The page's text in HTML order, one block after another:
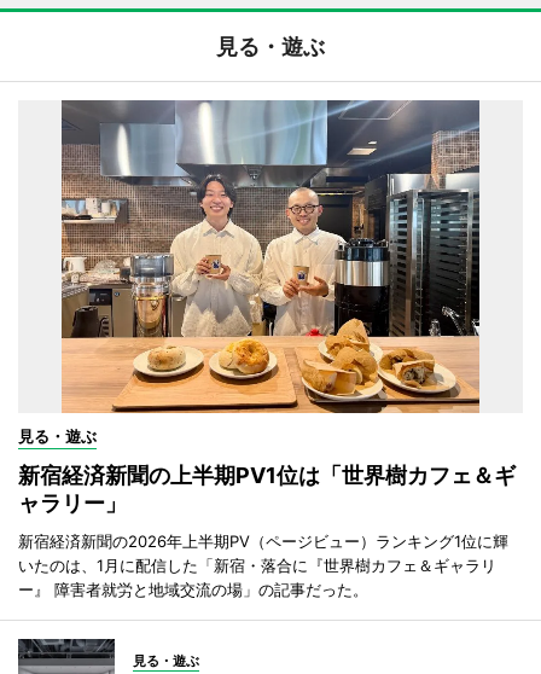
見る・遊ぶ
見る・遊ぶ
新宿経済新聞の上半期PV1位は「世界樹カフェ＆ギ
ャラリー」
新宿経済新聞の2026年上半期PV（ページビュー）ランキング1位に輝
いたのは、1月に配信した「新宿・落合に『世界樹カフェ＆ギャラリ
ー』 障害者就労と地域交流の場」の記事だった。
見る・遊ぶ